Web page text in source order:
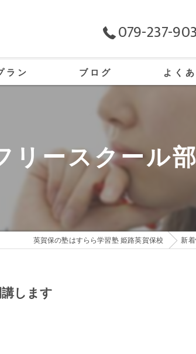
079-237-
ラン ブログ よく
リースクール
英賀保の塾はすらら学習塾 姫路英賀保校 新
します